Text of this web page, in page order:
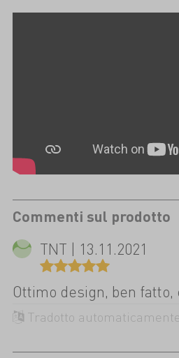
Commenti sul prodotto
TNT | 13.11.2021
Ottimo design, ben fatto,
Tradotto